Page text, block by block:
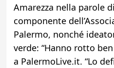
Amarezza nella parole di
componente
Palermo, nonché
verde: “Hanno rotto
a PalermoLive.it. “Lo